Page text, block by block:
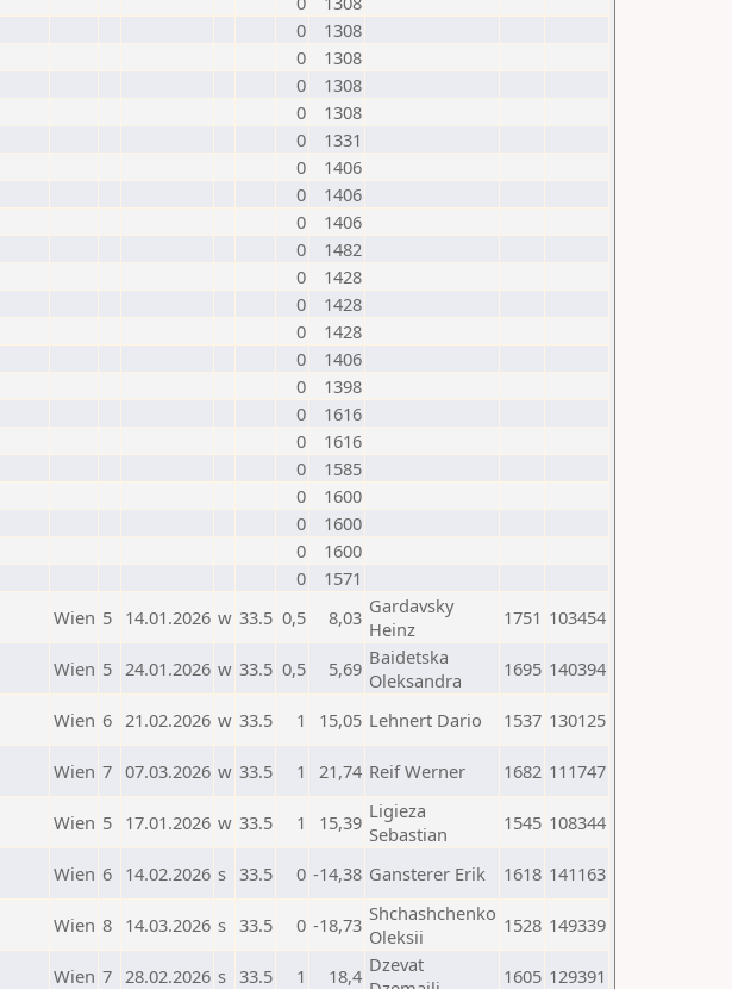
0
1308
0
1308
0
1308
0
1308
0
1331
0
1406
0
1406
0
1406
0
1482
0
1428
0
1428
0
1428
0
1406
0
1398
0
1616
0
1616
0
1585
0
1600
0
1600
0
1600
0
1571
Wien 5 14.01.2026 w 33.5 0,5 8,03 Gardavsky
Heinz
1751 103454
Wien 5 24.01.2026 w 33.5 0,5 5,69 Baidetska
Oleksandra
1695 140394
Wien 6 21.02.2026 w 33.5 1 15,05 Lehnert Dario 1537 130125
Wien 7 07.03.2026 w 33.5 1 21,74 Reif Werner 1682 111747
Wien 5 17.01.2026 w 33.5 1 15,39 Ligieza
Sebastian
1545 108344
Wien 6 14.02.2026 s 33.5 0 -14,38 Gansterer Erik 1618 141163
Wien 8 14.03.2026 s 33.5 0 -18,73 Shchashchenko
Oleksii
1528 149339
Wien 7 28.02.2026 s 33.5 1 18,4 Dzevat
1605 129391